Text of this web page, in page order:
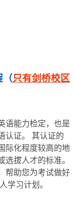
（只有剑桥校区
语能力检定，也是
认证。 其认证的
际化程度较高的地
选拔人才的标准。
帮助您为考试做好
学习计划。